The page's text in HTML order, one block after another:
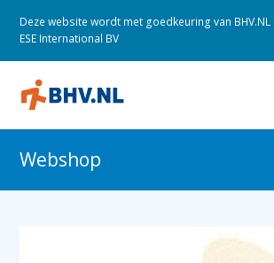
Deze website wordt met goedkeuring van
ESE International BV
Webshop